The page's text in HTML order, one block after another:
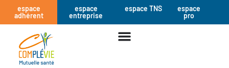
espace
adhérent
espace
entreprise
espace TNS
espace
pro